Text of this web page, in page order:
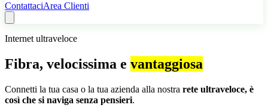
ContattaciArea Clienti
Internet ultraveloce
Fibra, velocissima e vantaggiosa
Connetti la tua casa o la tua azienda alla nostra rete ultraveloce, è
così che si naviga senza pensieri.